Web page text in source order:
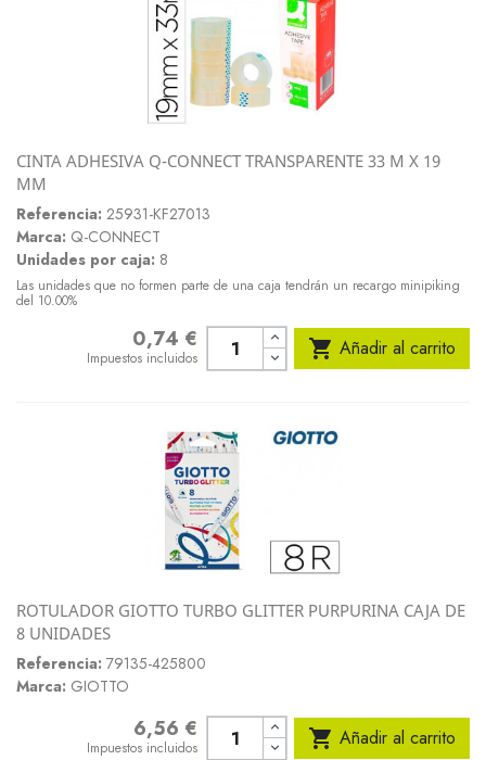
CINTA ADHESIVA Q-CONNECT TRANSPARENTE 33 M X 19
MM
Referencia: 25931-KF27013
Marca: Q-CONNECT
Unidades por caja: 8
Las unidades que no formen parte de una caja tendrán un recargo minipiking
del 10.00%
0,74 €
Impuestos incluidos  Añadir al carrito
ROTULADOR GIOTTO TURBO GLITTER PURPURINA CAJA DE
8 UNIDADES
Referencia: 79135-425800
Marca: GIOTTO
6,56 €
Impuestos incluidos  Añadir al carrito